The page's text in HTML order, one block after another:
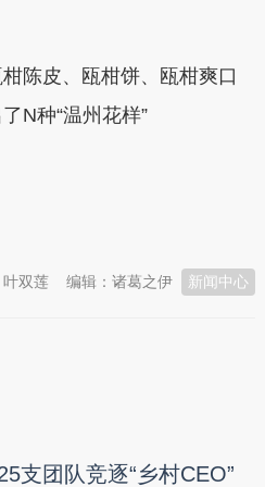
陈皮、瓯柑饼、瓯柑爽口
N种“温州花样”
新闻中心
编辑：诸葛之伊
双莲
支团队竞逐“乡村CEO”